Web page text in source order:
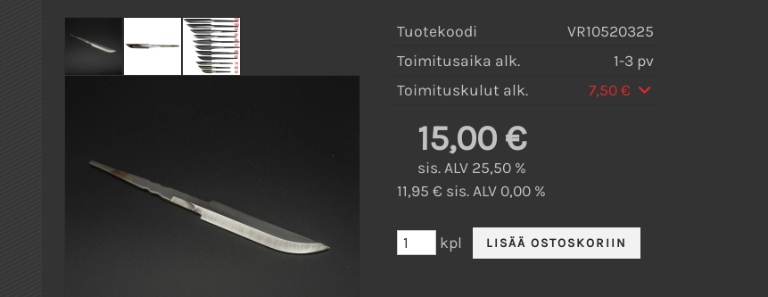
Tuotekoodi
VR10520325
Toimitusaika alk.
1-3 pv
Toimituskulut alk.
7,50 €
15,00 €
sis. ALV 25,50 %
11,95 € sis. ALV 0,00 %
kpl